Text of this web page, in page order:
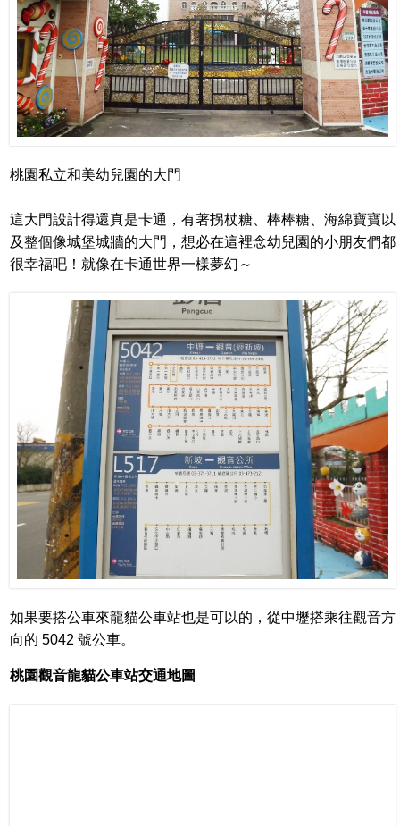
桃園私立和美幼兒園的大門
這大門設計得還真是卡通，有著拐杖糖、棒棒糖、海綿寶寶以
及整個像城堡城牆的大門，想必在這裡念幼兒園的小朋友們都
很幸福吧！就像在卡通世界一樣夢幻～
如果要搭公車來龍貓公車站也是可以的，從中壢搭乘往觀音方
向的 5042 號公車。
桃園觀音龍貓公車站交通地圖